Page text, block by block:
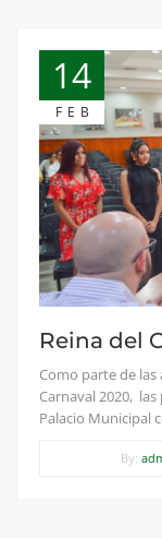
14
FEB
Reina del
Como parte de las
Carnaval 2020,
Palacio Municipal
By: